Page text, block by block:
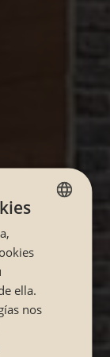
CATALÁN
ella.
nos